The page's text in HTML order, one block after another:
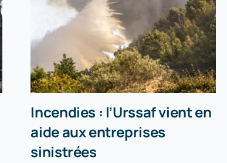
Incendies : l’Urssaf vient en
aide aux entreprises
sinistrées